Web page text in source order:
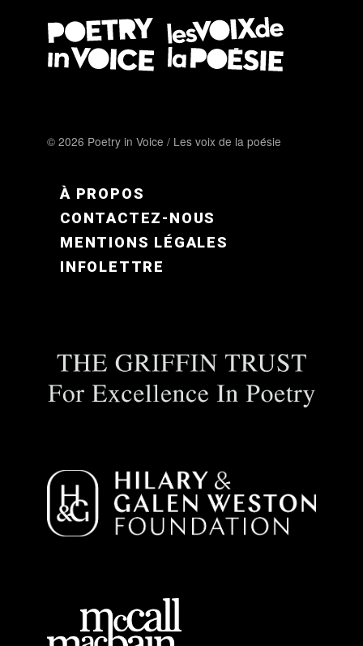
© 2026 Poetry in Voice / Les voix de la poésie
FOOTER MENU FR
À PROPOS
CONTACTEZ-NOUS
MENTIONS LÉGALES
INFOLETTRE